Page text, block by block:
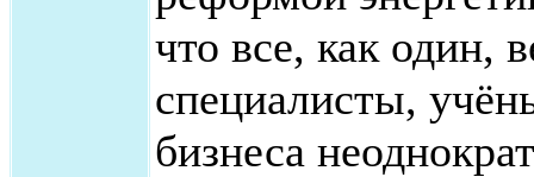
что все, как один,
специалисты,
бизнеса